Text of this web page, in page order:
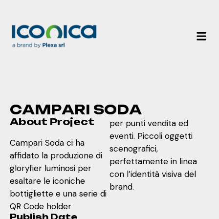
CAMPARI SODA
About Project
Campari Soda ci ha
affidato la produzione di
gloryfier luminosi per
esaltare le iconiche
bottigliette e una serie di
QR Code holder
per punti vendita ed
eventi. Piccoli oggetti
scenografici,
perfettamente in linea
con l’identità visiva del
brand.
Publish Date